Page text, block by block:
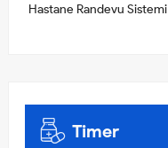
Hastane Randevu Sistemi
Timer